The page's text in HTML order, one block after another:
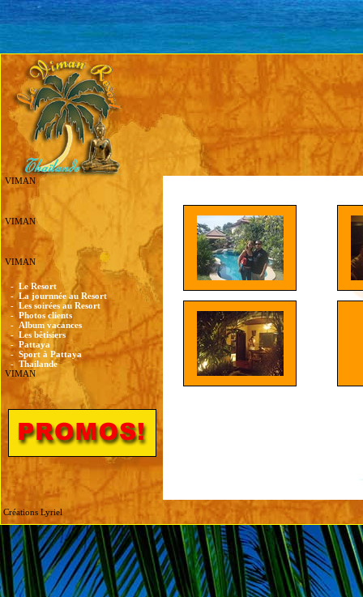
VIMAN
VIMAN
VIMAN
- Le Resort
- La journnée au Resort
- Les soirées au Resort
- Photos clients
- Album vacances
- Les bêtisiers
- Pattaya
- Sport à Pattaya
-Thailande
VIMAN
Créations Lyriel